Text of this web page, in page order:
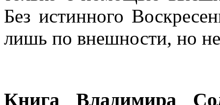
Без истинного
лишь по внешности, но
Книга Владимира